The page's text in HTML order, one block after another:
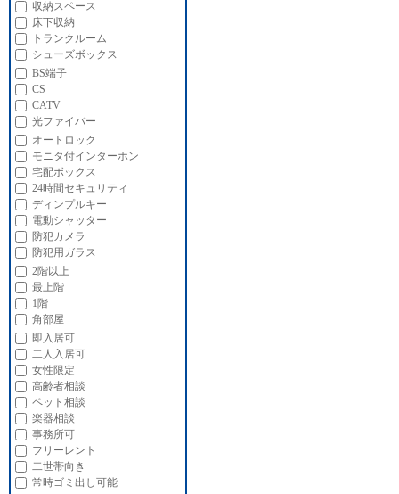
収納スペース
床下収納
トランクルーム
シューズボックス
BS端子
CS
CATV
光ファイバー
オートロック
モニタ付インターホン
宅配ボックス
24時間セキュリティ
ディンプルキー
電動シャッター
防犯カメラ
防犯用ガラス
2階以上
最上階
1階
角部屋
即入居可
二人入居可
女性限定
高齢者相談
ペット相談
楽器相談
事務所可
フリーレント
二世帯向き
常時ゴミ出し可能